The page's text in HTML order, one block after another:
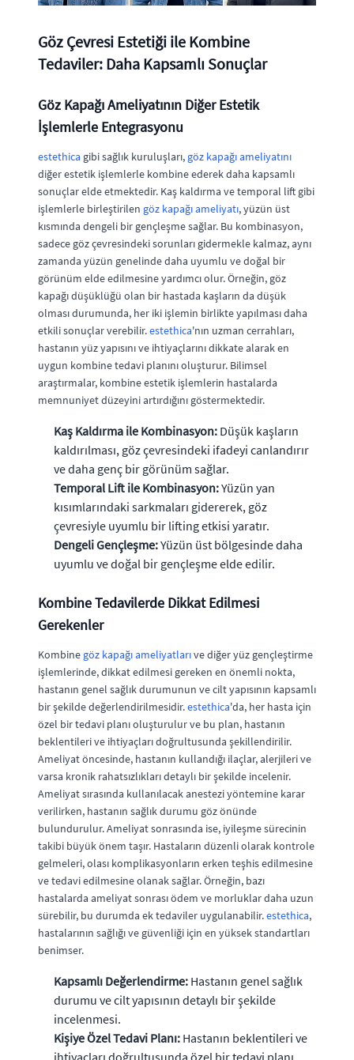
Göz Çevresi Estetiği ile Kombine
Tedaviler: Daha Kapsamlı Sonuçlar
Göz Kapağı Ameliyatının Diğer Estetik
İşlemlerle Entegrasyonu
estethica gibi sağlık kuruluşları, göz kapağı ameliyatını
diğer estetik işlemlerle kombine ederek daha kapsamlı
sonuçlar elde etmektedir. Kaş kaldırma ve temporal lift gibi
işlemlerle birleştirilen göz kapağı ameliyatı, yüzün üst
kısmında dengeli bir gençleşme sağlar. Bu kombinasyon,
sadece göz çevresindeki sorunları gidermekle kalmaz, aynı
zamanda yüzün genelinde daha uyumlu ve doğal bir
görünüm elde edilmesine yardımcı olur. Örneğin, göz
kapağı düşüklüğü olan bir hastada kaşların da düşük
olması durumunda, her iki işlemin birlikte yapılması daha
etkili sonuçlar verebilir.estethica'nın uzman cerrahları,
hastanın yüz yapısını ve ihtiyaçlarını dikkate alarak en
uygun kombine tedavi planını oluşturur. Bilimsel
araştırmalar, kombine estetik işlemlerin hastalarda
memnuniyet düzeyini artırdığını göstermektedir.
Kaş Kaldırma ile Kombinasyon: Düşük kaşların
kaldırılması, göz çevresindeki ifadeyi canlandırır
ve daha genç bir görünüm sağlar.
Temporal Lift ile Kombinasyon:Yüzün yan
kısımlarındaki sarkmaları gidererek, göz
çevresiyle uyumlu bir lifting etkisi yaratır.
Dengeli Gençleşme:Yüzün üst bölgesinde daha
uyumlu ve doğal bir gençleşme elde edilir.
Kombine Tedavilerde Dikkat Edilmesi
Gerekenler
Kombine göz kapağı ameliyatlarıve diğer yüz gençleştirme
işlemlerinde, dikkat edilmesi gereken en önemli nokta,
hastanın genel sağlık durumunun ve cilt yapısının kapsamlı
bir şekilde değerlendirilmesidir.estethica'da, her hasta için
özel bir tedavi planı oluşturulur ve bu plan, hastanın
beklentileri ve ihtiyaçları doğrultusunda şekillendirilir.
Ameliyat öncesinde, hastanın kullandığı ilaçlar, alerjileri ve
varsa kronik rahatsızlıkları detaylı bir şekilde incelenir.
Ameliyat sırasında kullanılacak anestezi yöntemine karar
verilirken, hastanın sağlık durumu göz önünde
bulundurulur. Ameliyat sonrasında ise, iyileşme sürecinin
takibi büyük önem taşır. Hastaların düzenli olarak kontrole
gelmeleri, olası komplikasyonların erken teşhis edilmesine
ve tedavi edilmesine olanak sağlar. Örneğin, bazı
hastalarda ameliyat sonrası ödem ve morluklar daha uzun
sürebilir, bu durumda ek tedaviler uygulanabilir.estethica,
hastalarının sağlığı ve güvenliği için en yüksek standartları
benimser.
Kapsamlı Değerlendirme: Hastanın genel sağlık
durumu ve cilt yapısının detaylı bir şekilde
incelenmesi.
Kişiye Özel Tedavi Planı: Hastanın beklentileri ve
ihtiyaçları doğrultusunda özel bir tedavi planı